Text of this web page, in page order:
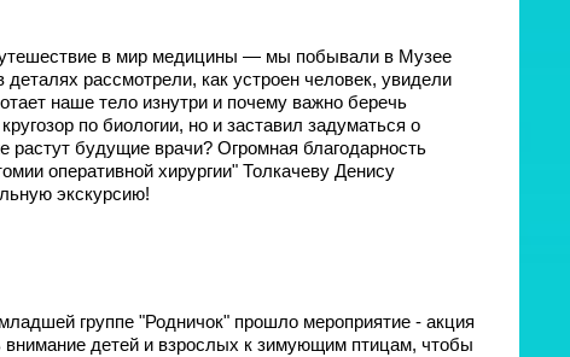
в мир медицины — мы побывали в Музее
рассмотрели, как устроен человек, увидели
наше тело изнутри и почему важно беречь
по биологии, но и заставил задуматься о
будущие врачи? Огромная благодарность
оперативной хирургии" Толкачеву Денису
экскурсию!
группе "Родничок" прошло мероприятие - акция
детей и взрослых к зимующим птицам, чтобы